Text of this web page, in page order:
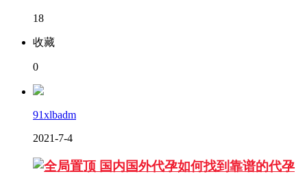
18
收藏
0
91xlbadm
2021-7-4
国内国外代孕如何找到靠谱的代孕